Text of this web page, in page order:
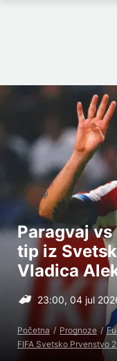
Paragvaj
tip iz
Vladica
23:00, 04 jul
Početna Prognoze
FIFA Svetsko Prvenstvo